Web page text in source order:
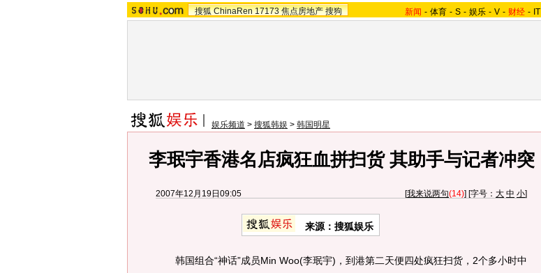
搜狐 ChinaRen 17173 焦点房地产 搜狗 新闻 - 体育 - S - 娱乐 - V - 财经 - IT
娱乐频道 > 搜狐韩娱 > 韩国明星
李珉宇香港名店疯狂血拼扫货 其助手与记者冲突
2007年12月19日09:05 [我来说两句(14)] [字号： 大 中 小]
来源：搜狐娱乐
韩国组合“神话”成员Min Woo(李珉宇)，到港第二天便四处疯狂扫货，2个多小时中